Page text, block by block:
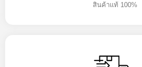
สินค้าแท้ 100%